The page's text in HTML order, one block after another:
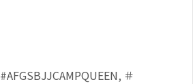
#AFGSBJJCAMPQUEEN, ＃